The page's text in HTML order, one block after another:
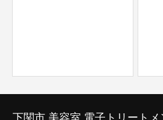
下関市 美容室 電子トリート